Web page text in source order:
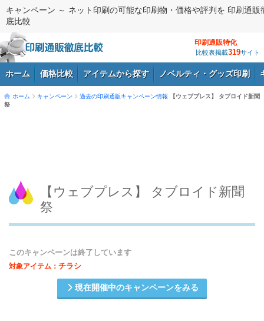
キャンペーン ～ ネット印刷の可能な印刷物・価格や評判を 印刷通販
底比較
印刷通販特化
比較表掲載319サイト
ホーム 価格比較 アイテムから探す ノベルティ・グッズ印刷
ホーム キャンペーン 過去の印刷通販キャンペーン情報
【ウェブプレス】 タブロイド新聞
祭
【ウェブプレス】 タブロイド新聞
祭
このキャンペーンは終了しています
対象アイテム： チラシ
現在開催中のキャンペーンをみる